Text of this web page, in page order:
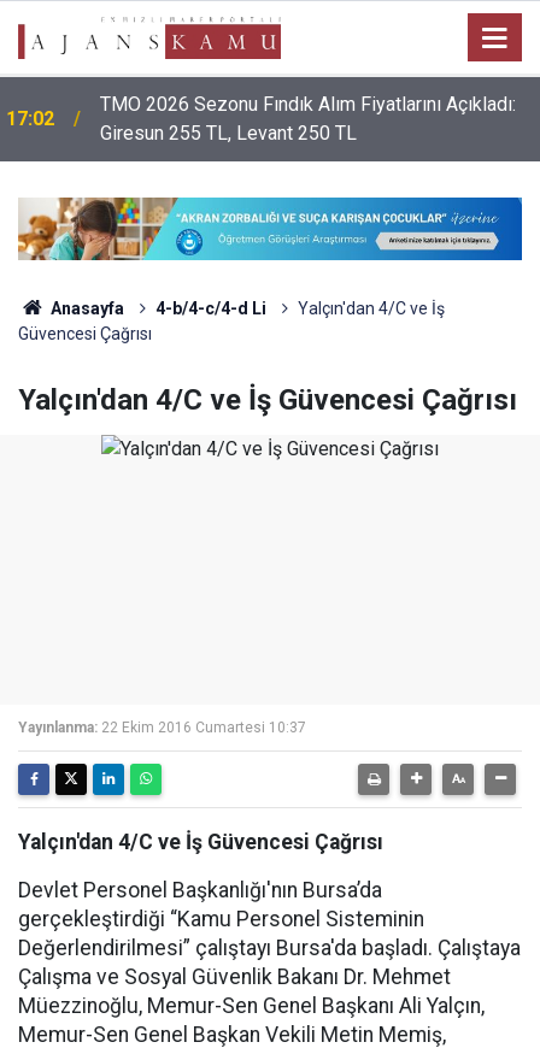
17:02
TMO 2026 Sezonu Fındık Alım Fiyatlarını Açıkladı:
Giresun 255 TL, Levant 250 TL
Anasayfa 4-b/4-c/4-d Li
Yalçın'dan 4/C ve İş
Güvencesi Çağrısı
Yalçın'dan 4/C ve İş Güvencesi Çağrısı
Yayınlanma: 22 Ekim 2016 Cumartesi 10:37
Yalçın'dan 4/C ve İş Güvencesi Çağrısı
Devlet Personel Başkanlığı'nın Bursa’da
gerçekleştirdiği “Kamu Personel Sisteminin
Değerlendirilmesi” çalıştayı Bursa'da başladı. Çalıştaya
Çalışma ve Sosyal Güvenlik Bakanı Dr. Mehmet
Müezzinoğlu, Memur-Sen Genel Başkanı Ali Yalçın,
Memur-Sen Genel Başkan Vekili Metin Memiş,